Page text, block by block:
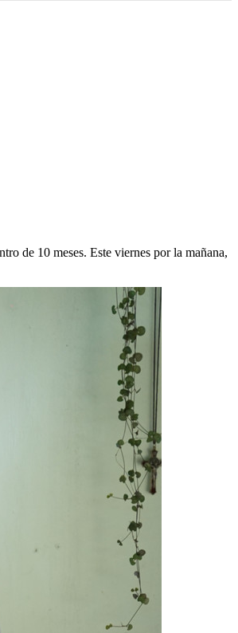
de 10 meses. Este viernes por la mañana,